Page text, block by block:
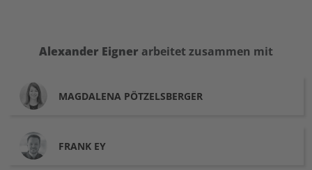
Alexander Eigner arbeitet zusammen mit
MAGDALENA PÖTZELSBERGER
FRANK EY